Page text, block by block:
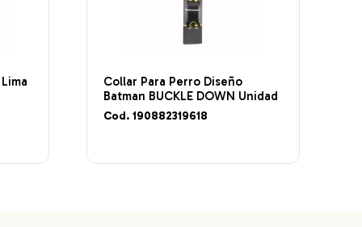
Collar Para Perro Diseño
Batman BUCKLE DOWN Unidad
Cod. 190882319618